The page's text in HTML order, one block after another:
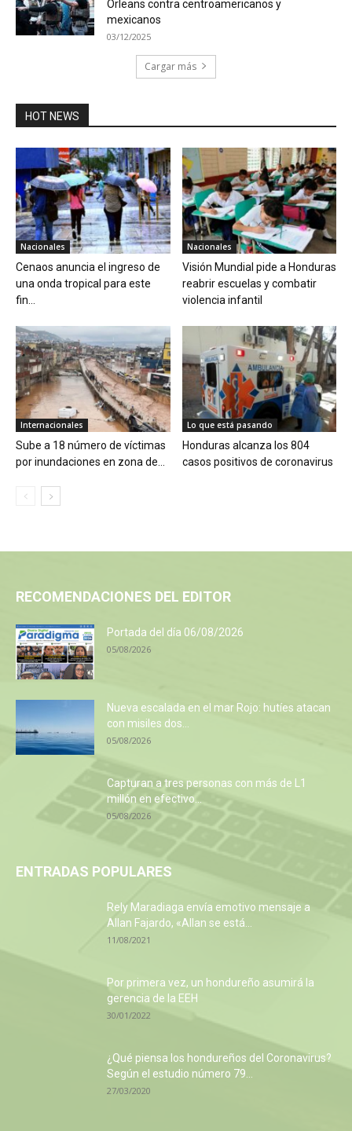
Orleans contra centroamericanos y
mexicanos
03/12/2025
Cargar más
HOT NEWS
Nacionales
Cenaos anuncia el ingreso de
una onda tropical para este
fin...
Nacionales
Visión Mundial pide a Honduras
reabrir escuelas y combatir
violencia infantil
Internacionales
Sube a 18 número de víctimas
por inundaciones en zona de...
Lo que está pasando
Honduras alcanza los 804
casos positivos de coronavirus
RECOMENDACIONES DEL EDITOR
Portada del día 06/08/2026
05/08/2026
Nueva escalada en el mar Rojo: hutíes atacan
con misiles dos...
05/08/2026
Capturan a tres personas con más de L1
millón en efectivo...
05/08/2026
ENTRADAS POPULARES
Rely Maradiaga envía emotivo mensaje a
Allan Fajardo, «Allan se está...
11/08/2021
Por primera vez, un hondureño asumirá la
gerencia de la EEH
30/01/2022
¿Qué piensa los hondureños del Coronavirus?
Según el estudio número 79...
27/03/2020